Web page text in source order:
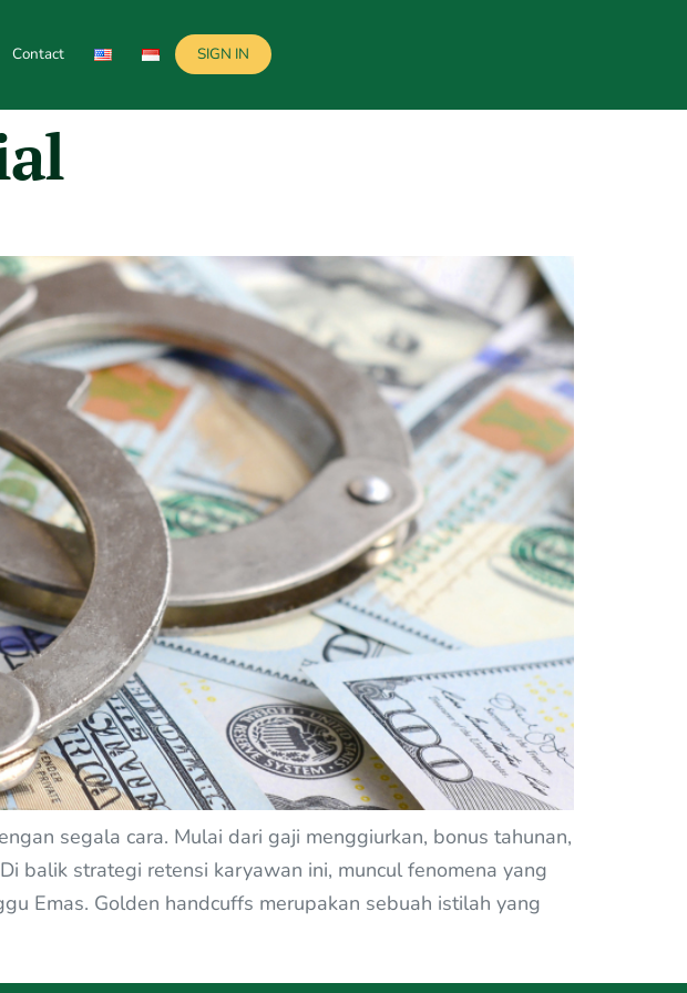
Contact SIGN IN
segala cara. Mulai dari gaji menggiurkan, bonus tahunan,
balik strategi retensi karyawan ini, muncul fenomena yang
Emas. Golden handcuffs merupakan sebuah istilah yang